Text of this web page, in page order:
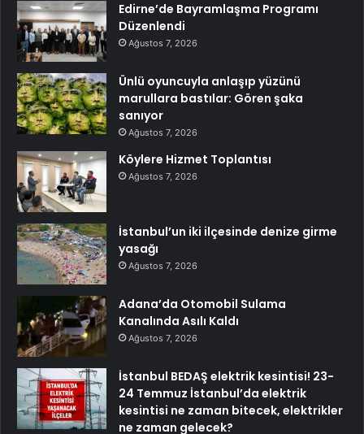
Edirne’de Bayramlaşma Programı
Düzenlendi
Ağustos 7, 2026
Ünlü oyuncuyla anlaşıp yüzünü
marullara bastılar: Gören şaka
sanıyor
Ağustos 7, 2026
Köylere Hizmet Toplantısı
Ağustos 7, 2026
İstanbul’un iki ilçesinde denize girme
yasağı
Ağustos 7, 2026
Adana’da Otomobil Sulama
Kanalında Asılı Kaldı
Ağustos 7, 2026
İstanbul BEDAŞ elektrik kesintisi! 23-
24 Temmuz İstanbul’da elektrik
kesintisi ne zaman bitecek, elektrikler
ne zaman gelecek?